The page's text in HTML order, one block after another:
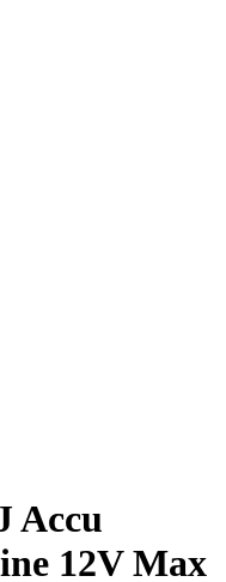
Accu
12V Max